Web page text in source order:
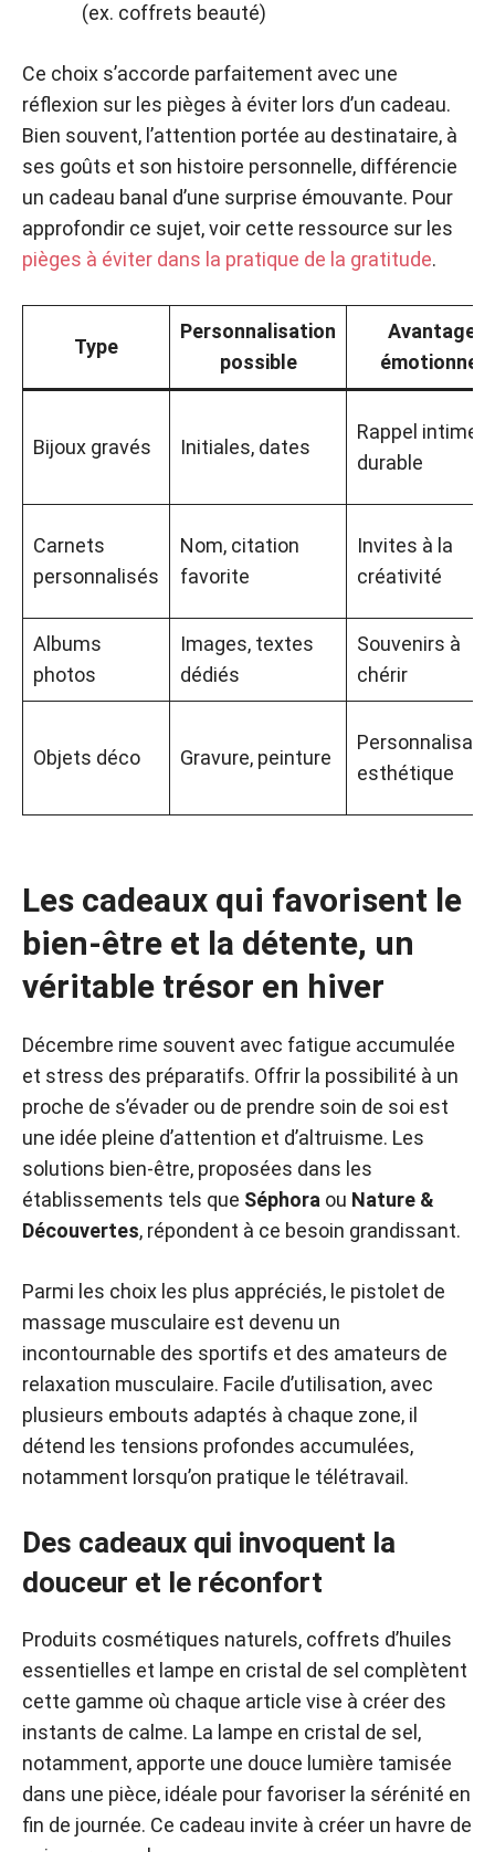
(ex. coffrets beauté)
Ce choix s’accorde parfaitement avec une
réflexion sur les pièges à éviter lors d’un cadeau.
Bien souvent, l’attention portée au destinataire, à
ses goûts et son histoire personnelle, différencie
un cadeau banal d’une surprise émouvante. Pour
approfondir ce sujet, voir cette ressource sur les
pièges à éviter dans la pratique de la gratitude.
Type
Personnalisation
possible
Avantage
émotionnel
Bijoux gravés Initiales, dates
Rappel intime
durable
Carnets
personnalisés
Nom, citation
favorite
Invites à la
créativité
Albums
photos
Images, textes
dédiés
Souvenirs à
chérir
Objets déco Gravure, peinture
esthétique
Les cadeaux qui favorisent le
bien-être et la détente, un
véritable trésor en hiver
Décembre rime souvent avec fatigue accumulée
et stress des préparatifs. Offrir la possibilité à un
proche de s’évader ou de prendre soin de soi est
une idée pleine d’attention et d’altruisme. Les
solutions bien-être, proposées dans les
établissements tels que Séphora ou Nature &
Découvertes, répondent à ce besoin grandissant.
Parmi les choix les plus appréciés, le pistolet de
massage musculaire est devenu un
incontournable des sportifs et des amateurs de
relaxation musculaire. Facile d’utilisation, avec
plusieurs embouts adaptés à chaque zone, il
détend les tensions profondes accumulées,
notamment lorsqu’on pratique le télétravail.
Des cadeaux qui invoquent la
douceur et le réconfort
Produits cosmétiques naturels, coffrets d’huiles
essentielles et lampe en cristal de sel complètent
cette gamme où chaque article vise à créer des
instants de calme. La lampe en cristal de sel,
notamment, apporte une douce lumière tamisée
dans une pièce, idéale pour favoriser la sérénité en
fin de journée. Ce cadeau invite à créer un havre de